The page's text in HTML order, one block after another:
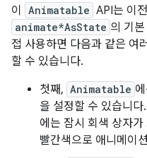
이
Animatable API는 이
animate*AsState 의 기
접 사용하면 다음과 같은 여
할 수 있습니다.
첫째, Animatable
을 설정할 수 있습니
에는 잠시 회색 상자
빨간색으로 애니메이